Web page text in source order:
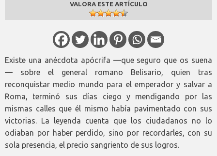
VALORA ESTE ARTÍCULO
Existe una anécdota apócrifa —que seguro que os suena
— sobre el general romano Belisario, quien tras
reconquistar medio mundo para el emperador y salvar a
Roma, terminó sus días ciego y mendigando por las
mismas calles que él mismo había pavimentado con sus
victorias. La leyenda cuenta que los ciudadanos no lo
odiaban por haber perdido, sino por recordarles, con su
sola presencia, el precio sangriento de sus logros.